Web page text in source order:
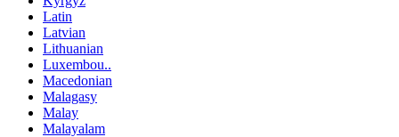
Latin
Latvian
Lithuanian
Luxembou..
Macedonian
Malagasy
Malay
Malayalam